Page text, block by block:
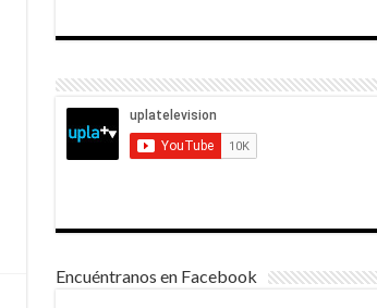
Encuéntranos en Facebook